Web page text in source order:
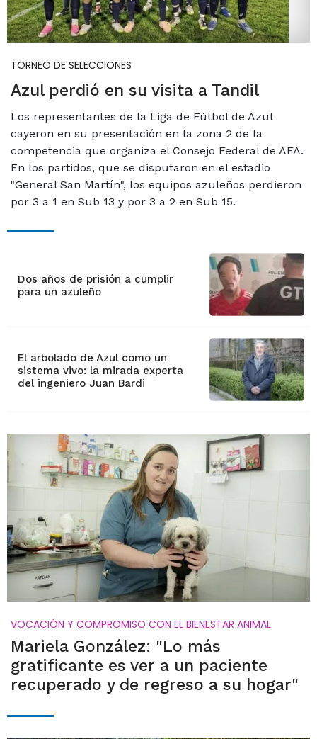
TORNEO DE SELECCIONES
Azul perdió en su visita a Tandil
Los representantes de la Liga de Fútbol de Azul
cayeron en su presentación en la zona 2 de la
competencia que organiza el Consejo Federal de AFA.
En los partidos, que se disputaron en el estadio
"General San Martín", los equipos azuleños perdieron
por 3 a 1 en Sub 13 y por 3 a 2 en Sub 15.
Dos años de prisión a cumplir
para un azuleño
El arbolado de Azul como un
sistema vivo: la mirada experta
del ingeniero Juan Bardi
VOCACIÓN Y COMPROMISO CON EL BIENESTAR ANIMAL
Mariela González: "Lo más
gratificante es ver a un paciente
recuperado y de regreso a su hogar"